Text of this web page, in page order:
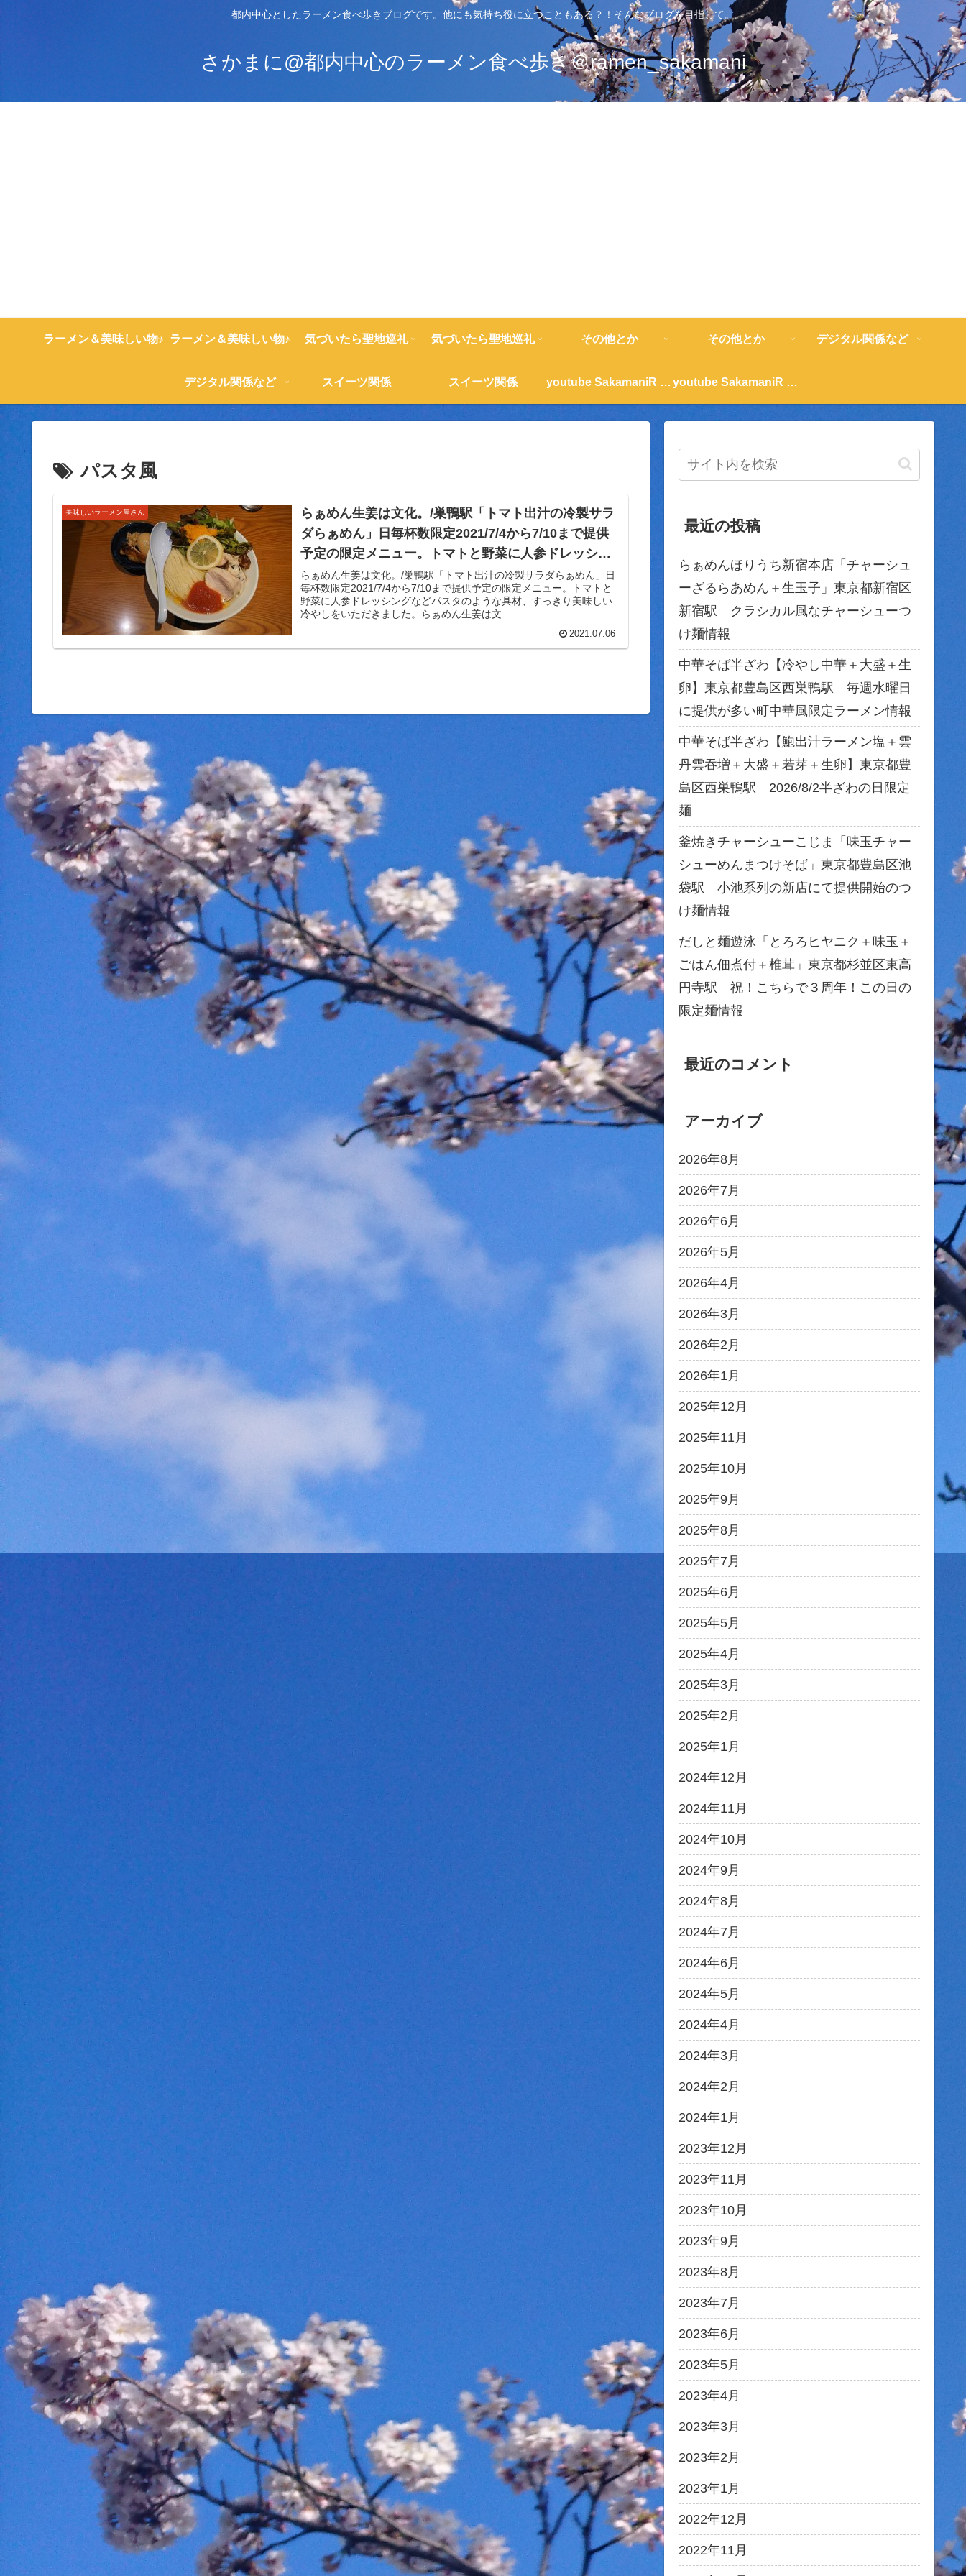
都内中心としたラーメン食べ歩きブログです。他にも気持ち役に立つこともある？！そんなブログを目指して。
さかまに@都内中心のラーメン食べ歩き＠ramen_sakamani
ラーメン＆美味しい物♪ ラーメン＆美味しい物♪ 気づいたら聖地巡礼 気づいたら聖地巡礼 その他とか その他とか デジタル関係など
デジタル関係など スイーツ関係 スイーツ関係 youtube SakamaniR 紹介 youtube SakamaniR 紹介
パスタ風
美味しいラーメン屋さん
らぁめん生姜は文化。/巣鴨駅「トマト出汁の冷製サラ
ダらぁめん」日毎杯数限定2021/7/4から7/10まで提供
予定の限定メニュー。トマトと野菜に人参ドレッシン
グなどパスタのような具材、すっきり美味しい冷やし
をいただきました。
らぁめん生姜は文化。/巣鴨駅「トマト出汁の冷製サラダらぁめん」日
毎杯数限定2021/7/4から7/10まで提供予定の限定メニュー。トマトと
野菜に人参ドレッシングなどパスタのような具材、すっきり美味しい
冷やしをいただきました。らぁめん生姜は文...
2021.07.06
最近の投稿
らぁめんほりうち新宿本店「チャーシュ
ーざるらあめん＋生玉子」東京都新宿区
新宿駅 クラシカル風なチャーシューつ
け麺情報
中華そば半ざわ【冷やし中華＋大盛＋生
卵】東京都豊島区西巣鴨駅 毎週水曜日
に提供が多い町中華風限定ラーメン情報
中華そば半ざわ【鮑出汁ラーメン塩＋雲
丹雲吞増＋大盛＋若芽＋生卵】東京都豊
島区西巣鴨駅 2026/8/2半ざわの日限定
麺
釜焼きチャーシューこじま「味玉チャー
シューめんまつけそば」東京都豊島区池
袋駅 小池系列の新店にて提供開始のつ
け麺情報
だしと麺遊泳「とろろヒヤニク＋味玉＋
ごはん佃煮付＋椎茸」東京都杉並区東高
円寺駅 祝！こちらで３周年！この日の
限定麺情報
最近のコメント
アーカイブ
2026年8月
2026年7月
2026年6月
2026年5月
2026年4月
2026年3月
2026年2月
2026年1月
2025年12月
2025年11月
2025年10月
2025年9月
2025年8月
2025年7月
2025年6月
2025年5月
2025年4月
2025年3月
2025年2月
2025年1月
2024年12月
2024年11月
2024年10月
2024年9月
2024年8月
2024年7月
2024年6月
2024年5月
2024年4月
2024年3月
2024年2月
2024年1月
2023年12月
2023年11月
2023年10月
2023年9月
2023年8月
2023年7月
2023年6月
2023年5月
2023年4月
2023年3月
2023年2月
2023年1月
2022年12月
2022年11月